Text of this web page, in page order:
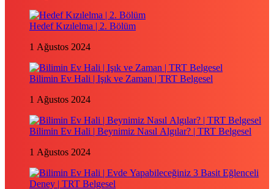
Hedef Kızılelma | 2. Bölüm
1 Ağustos 2024
Bilimin Ev Hali | Işık ve Zaman | TRT Belgesel
1 Ağustos 2024
Bilimin Ev Hali | Beynimiz Nasıl Algılar? | TRT Belgesel
1 Ağustos 2024